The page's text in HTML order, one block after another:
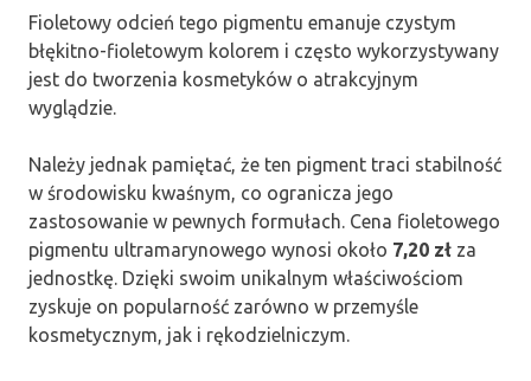
Fioletowy odcień tego pigmentu emanuje czystym
błękitno-fioletowym kolorem i często wykorzystywany
jest do tworzenia kosmetyków o atrakcyjnym
wyglądzie.
Należy jednak pamiętać, że ten pigment traci stabilność
w środowisku kwaśnym, co ogranicza jego
zastosowanie w pewnych formułach. Cena fioletowego
pigmentu ultramarynowego wynosi około 7,20 zł za
jednostkę. Dzięki swoim unikalnym właściwościom
zyskuje on popularność zarówno w przemyśle
kosmetycznym, jak i rękodzielniczym.